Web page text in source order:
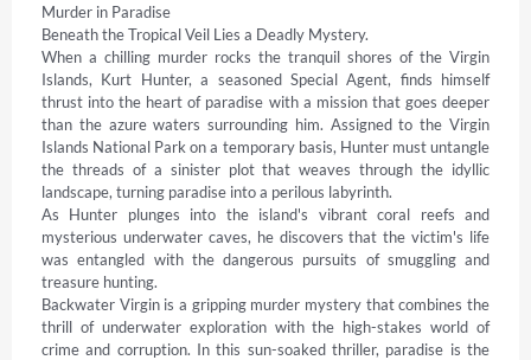
Murder in Paradise
Beneath the Tropical Veil Lies a Deadly Mystery.
When a chilling murder rocks the tranquil shores of the Virgin
Islands, Kurt Hunter, a seasoned Special Agent, finds himself
thrust into the heart of paradise with a mission that goes deeper
than the azure waters surrounding him. Assigned to the Virgin
Islands National Park on a temporary basis, Hunter must untangle
the threads of a sinister plot that weaves through the idyllic
landscape, turning paradise into a perilous labyrinth.
As Hunter plunges into the island's vibrant coral reefs and
mysterious underwater caves, he discovers that the victim's life
was entangled with the dangerous pursuits of smuggling and
treasure hunting.
Backwater Virgin is a gripping murder mystery that combines the
thrill of underwater exploration with the high-stakes world of
crime and corruption. In this sun-soaked thriller, paradise is the